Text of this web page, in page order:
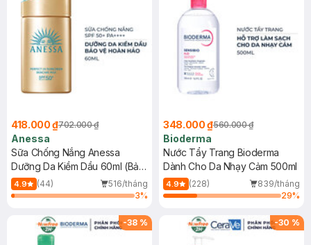
418.000 ₫702.000 ₫
Anessa
Sữa Chống Nắng Anessa
Dưỡng Da Kiềm Dầu 60ml (Bản
Mới)
4.9 (44)
516/tháng
3%
348.000 ₫560.000 ₫
Bioderma
Nước Tẩy Trang Bioderma
Dành Cho Da Nhạy Cảm 500ml
4.9 (228)
839/tháng
29%
-38 % -30 %